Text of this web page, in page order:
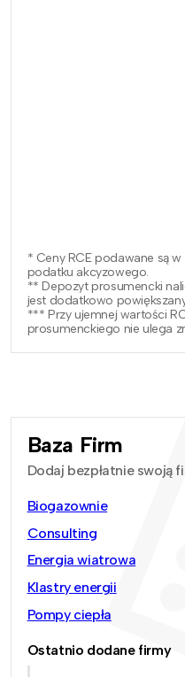
* Ceny RCE podawane są
podatku akcyzowego.
** Depozyt prosumencki
jest dodatkowo
*** Przy ujemnej wartości
prosumenckiego nie ulega
Baza Firm
Dodaj bezpłatnie swoją
Biogazownie
Consulting
Energia wiatrowa
Klastry energii
Pompy ciepła
Ostatnio dodane firmy